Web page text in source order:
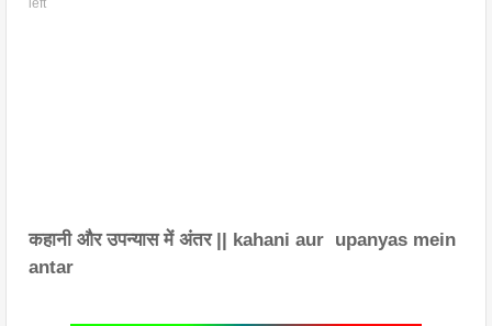
left
कहानी और उपन्यास में अंतर || kahani aur  upanyas mein
antar